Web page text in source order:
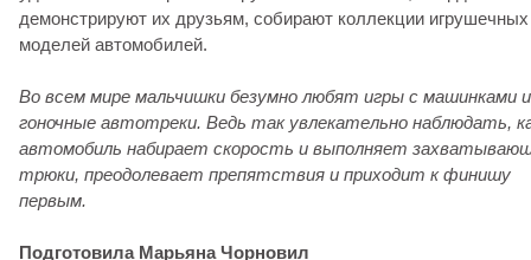
демонстрируют их друзьям, собирают коллекции игрушечных
моделей автомобилей.
Во всем мире мальчишки безумно любят игры с машинками и
гоночные автотреки. Ведь так увлекательно наблюдать,
автомобиль набирает скорость и выполняет
трюки, преодолевает препятствия и приходит к финишу
первым.
Подготовила Марьяна Чорновил